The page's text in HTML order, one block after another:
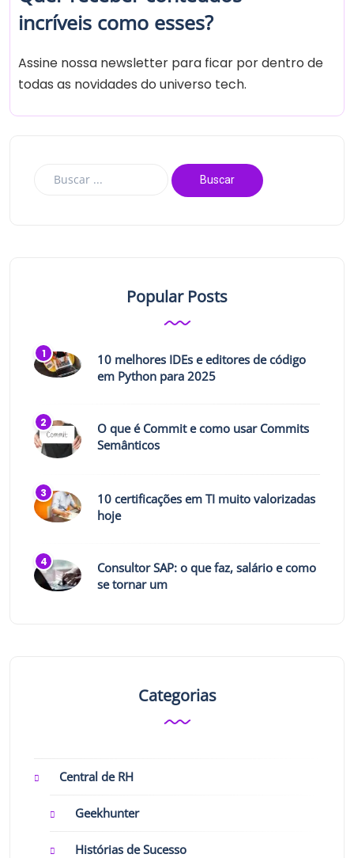
incríveis como esses?
Assine nossa newsletter para ficar por dentro de
todas as novidades do universo tech.
Popular Posts
10 melhores IDEs e editores de código
em Python para 2025
O que é Commit e como usar Commits
Semânticos
10 certificações em TI muito valorizadas
hoje
Consultor SAP: o que faz, salário e como
se tornar um
Categorias
Central de RH
Geekhunter
Histórias de Sucesso